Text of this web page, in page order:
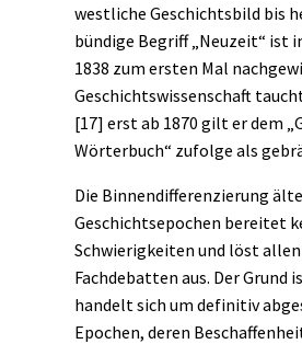
westliche Geschichtsbild bis
bündige Begriff „Neuzeit“ ist
1838 zum ersten Mal
Geschichtswissenschaft
[17] erst ab 1870 gilt er dem
Wörterbuch“ zufolge als
Die Binnendifferenzierung
Geschichtsepochen bereitet
Schwierigkeiten und löst
Fachdebatten aus. Der Grund
handelt sich um definitiv
Epochen, deren